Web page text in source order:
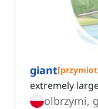
giant[
extremely
olbrzymi,